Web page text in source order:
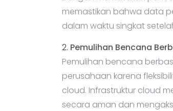
memastikan bahwa data
dalam waktu singkat
2. Pemulihan Bencana
Pemulihan bencana
perusahaan karena
cloud. Infrastruktur cloud
secara aman dan